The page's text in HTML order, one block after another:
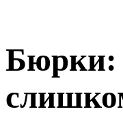
Бюрки: